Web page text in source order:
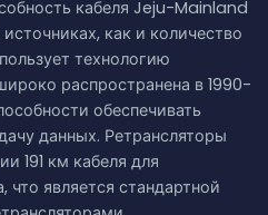
кабеля Jeju-Mainland
как и количество
технологию
распространена в 1990-
обеспечивать
данных. Ретрансляторы
191 км кабеля для
является стандартной